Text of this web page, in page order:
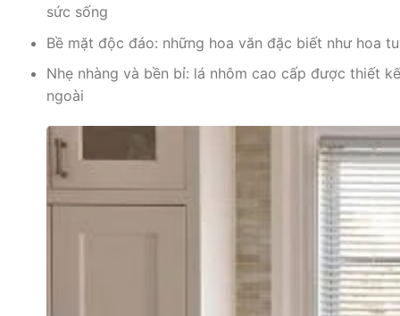
sức sống
Bề mặt độc đáo: những hoa văn đặc biết như hoa
Nhẹ nhàng và bền bỉ: lá nhôm cao cấp được thiết
ngoài